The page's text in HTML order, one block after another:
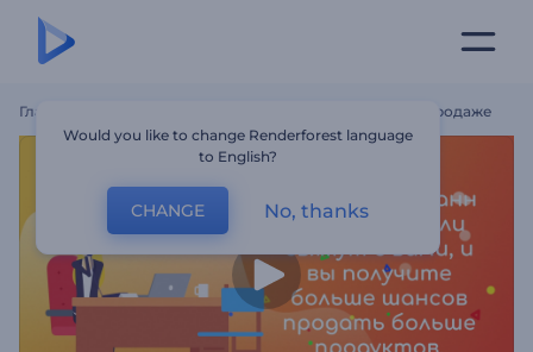
Главная Промо Приложения По Покупке-Продаже
Would you like to change Renderforest language
to English?
CHANGE No, thanks